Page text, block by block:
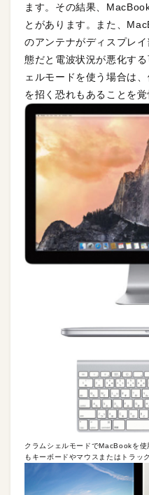
ます。その結果、
とがあります。また、
のアンテナがディスプレ
態だと電波状況が悪化す
ェルモードを使う場合は
を招く恐れもあることを覚
クラムシェルモードでMacBookを
もキーボードやマウスまたはトラッ